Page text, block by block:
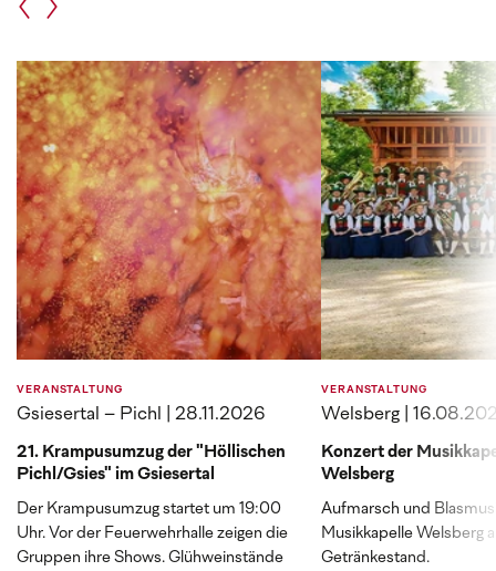
VERANSTALTUNG
Gsiesertal – Pichl | 28.11.2026
21. Krampusumzug der "Höllischen
Pichl/Gsies" im Gsiesertal
Der Krampusumzug startet um 19:00
Uhr. Vor der Feuerwehrhalle zeigen die
Gruppen ihre Shows. Glühweinstände
VERANSTALTUNG
Welsberg |
Konzert der
Welsberg
Aufmarsch und
Musikkapelle Welsberg
Getränkestand.